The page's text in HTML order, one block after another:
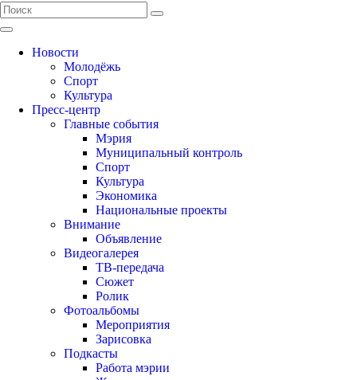
Новости
Молодёжь
Спорт
Культура
Пресс-центр
Главные события
Мэрия
Муниципальный контроль
Спорт
Культура
Экономика
Национальные проекты
Внимание
Объявление
Видеогалерея
ТВ-передача
Сюжет
Ролик
Фотоальбомы
Мероприятия
Зарисовка
Подкасты
Работа мэрии